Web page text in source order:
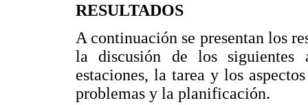
RESULTADOS
A continuación se presentan los
la discusión de los siguientes
estaciones, la tarea y los
problemas y la planificación.